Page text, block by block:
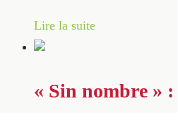
Lire la suite
« Sin nombre » :